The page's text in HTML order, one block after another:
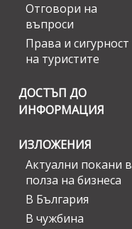
Отговори на
въпроси
Права и сигурност
на туристите
ДОСТЪП ДО
ИНФОРМАЦИЯ
ИЗЛОЖЕНИЯ
Актуални покани в
полза на бизнеса
В България
В чужбина